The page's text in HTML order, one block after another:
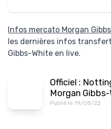
Infos mercato Morgan
les dernières infos
Gibbs-White en live.
Officiel :
Morgan
Publié le 19/08/22